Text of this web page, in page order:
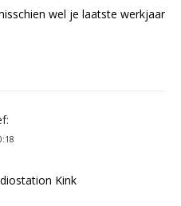
wel je laatste werkjaar
Kink